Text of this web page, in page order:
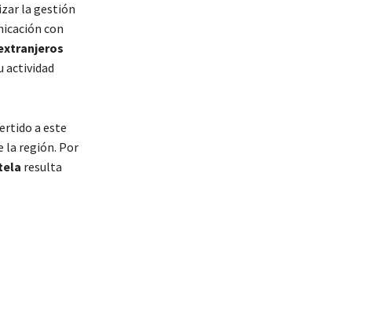
la gestión
con
actividad
a este
la región. Por
resulta